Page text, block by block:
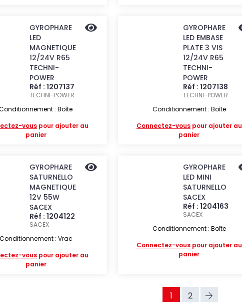
GYROPHARE
LED
MAGNETIQUE
12/24V R65
TECHNI-
POWER
Réf : 1207137
TECHNI-POWER
: Boîte
vous pour ajouter au
panier
GYROPHARE
LED EMBASE
PLATE 3 VIS
12/24V R65
TECHNI-
POWER
Réf : 1207138
TECHNI-POWER
Conditionnement : Boîte
Connectez-vouspour ajouter au
panier
GYROPHARE
SATURNELLO
MAGNETIQUE
12V 55W
SACEX
Réf : 1204122
SACEX
Conditionnement : Vrac
vous pour ajouter au
panier
GYROPHARE
LED MINI
SATURNELLO
SACEX
Réf : 1204163
SACEX
Conditionnement : Boîte
Connectez-vouspour ajouter au
panier
1 2